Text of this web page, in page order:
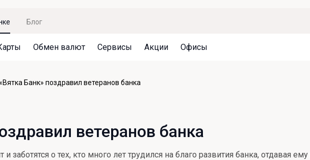
Блог
Система страхования вкладов
Архив вкладов
Привилегии для клиентов
Реструктуризация
Документы
Кешбэк
Обмен валют
Сервисы
Акции
Офисы
Банк» поздравил ветеранов банка
ветеранов банка
и заботятся о тех, кто много лет трудился на благо развития банка, отдавая